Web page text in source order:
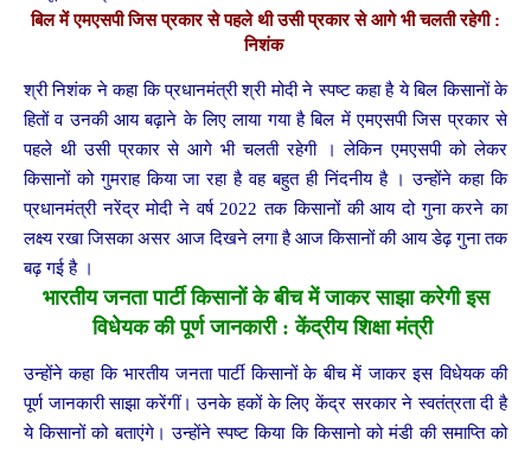
बिल में एमएसपी जिस प्रकार से पहले थी उसी प्रकार से आगे भी चलती रहेगी :
निशंक
श्री निशंक ने कहा कि प्रधानमंत्री श्री मोदी ने स्पष्ट कहा है ये बिल किसानों के
हितों व उनकी आय बढ़ाने के लिए लाया गया है बिल में एमएसपी जिस प्रकार से
पहले थी उसी प्रकार से आगे भी चलती रहेगी । लेकिन एमएसपी को लेकर
किसानों को गुमराह किया जा रहा है वह बहुत ही निंदनीय है । उन्होंने कहा कि
प्रधानमंत्री नरेंद्र मोदी ने वर्ष 2022 तक किसानों की आय दो गुना करने का
लक्ष्य रखा जिसका असर आज दिखने लगा है आज किसानों की आय डेढ़ गुना तक
बढ़ गई है ।
भारतीय जनता पार्टी किसानों के बीच में जाकर साझा करेगी इस
विधेयक की पूर्ण जानकारी : केंद्रीय शिक्षा मंत्री
उन्होंने कहा कि भारतीय जनता पार्टी किसानों के बीच में जाकर इस विधेयक की
पूर्ण जानकारी साझा करेंगीं। उनके हकों के लिए केंद्र सरकार ने स्वतंत्रता दी है
ये किसानों को बताएंगे। उन्होंने स्पष्ट किया कि किसानो को मंडी की समाप्ति को